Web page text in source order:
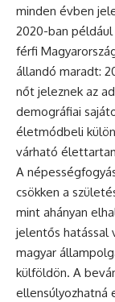
minden évben
2020-ban
férfi
állandó maradt:
nőt jeleznek az
demográfiai
életmódbeli
várható
A
csökken a
mint ahányan
jelentős hatással
magyar
külföldön. A
ellensúlyozhatná